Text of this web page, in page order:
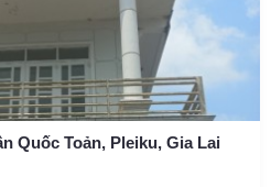
Quốc Toản, Pleiku, Gia Lai